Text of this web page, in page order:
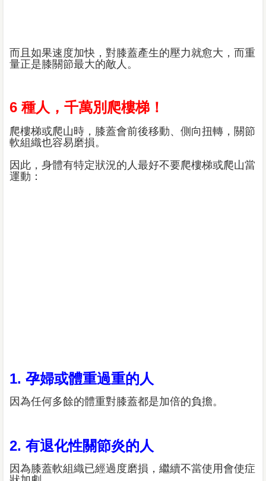
而且如果速度加快，對膝蓋產生的壓力就愈大，而重
量正是膝關節最大的敵人。
6 種人，千萬別爬樓梯！
爬樓梯或爬山時，膝蓋會前後移動、側向扭轉，關節
軟組織也容易磨損。
因此，身體有特定狀況的人最好不要爬樓梯或爬山當
運動：
1. 孕婦或體重過重的人
因為任何多餘的體重對膝蓋都是加倍的負擔。
2. 有退化性關節炎的人
因為膝蓋軟組織已經過度磨損，繼續不當使用會使症